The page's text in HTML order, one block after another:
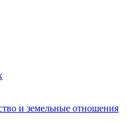
и земельные отношения